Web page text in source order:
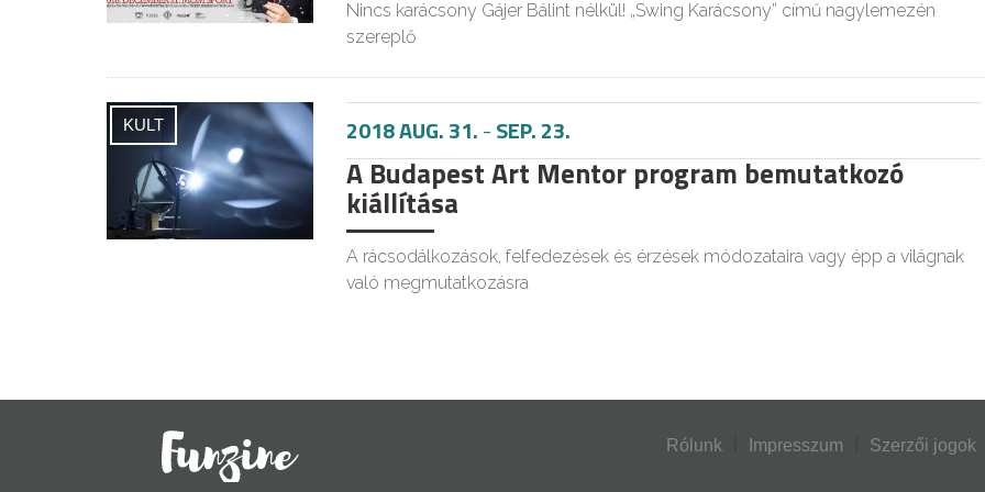
Nincs karácsony Gájer Bálint nélkül! „Swing Karácsony” című nagylemezén
szereplő
KULT 2018 AUG. 31.-SEP. 23.
A Budapest Art Mentor program bemutatkozó
kiállítása
A rácsodálkozások, felfedezések és érzések módozataira vagy épp a világnak
való megmutatkozásra
Rólunk Impresszum Szerzői jogok